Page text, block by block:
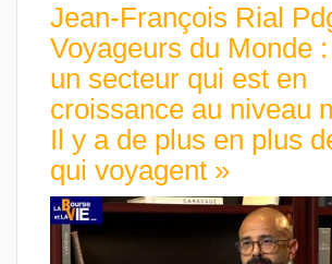
Jean-François Rial
Voyageurs du Monde :
un secteur qui est en
croissance au niveau
Il y a de plus en plus
qui voyagent »